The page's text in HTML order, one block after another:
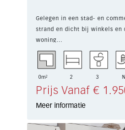
Gelegen in een stad- en
strand en dicht bij winkels en
woning...
0m² 2 3
Prijs Vanaf €
Meer informatie